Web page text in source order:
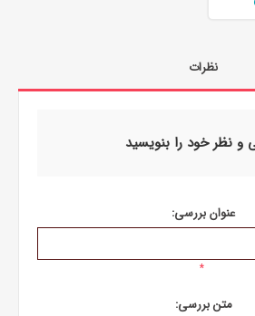
نظرات
و نظر خود را بنویسید
عنوان بررسی:
*
متن بررسی: